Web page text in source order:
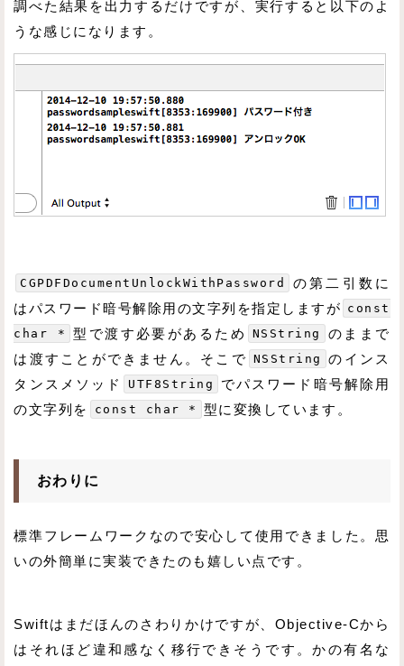
調べた結果を出力するだけですが、実行すると以下のよ
うな感じになります。
CGPDFDocumentUnlockWithPassword
の第二引数に
はパスワード暗号解除用の文字列を指定しますが const
char *
型で渡す必要があるため NSString
のままで
は渡すことができません。そこで NSString
のインス
タンスメソッド
UTF8String
でパスワード暗号解除用
の文字列を
const char * 型に変換しています。
おわりに
標準フレームワークなので安心して使用できました。思
いの外簡単に実装できたのも嬉しい点です。
Swiftはまだほんのさわりかけですが、Objective-Cから
はそれほど違和感なく移行できそうです。かの有名な